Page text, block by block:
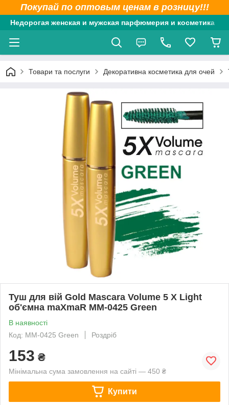
Покупай по оптовым ценам в розницу!!!
Недорогая женская и мужская парфюмерия и косметика
Товари та послуги Декоративна косметика для очей
Туш для вій Gold Mascara Volume 5 X Light
об'ємна maXmaR MM-0425 Green
В наявності
Код: MM-0425 Green
Роздріб
153 ₴
Мінімальна сума замовлення на сайті — 450 ₴
Купити